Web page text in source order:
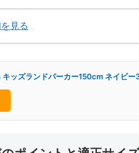
見る
ッズランドパーカー150cm ネイビー